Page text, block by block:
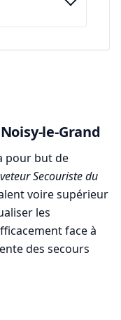
le-Grand
pour but de
Secouriste du
voire supérieur
les
face à
des secours